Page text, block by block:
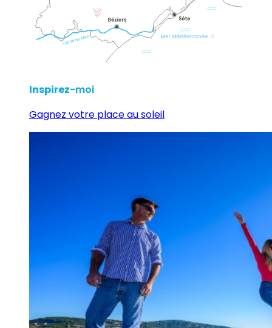
Inspirez-moi
Gagnez votre place au soleil